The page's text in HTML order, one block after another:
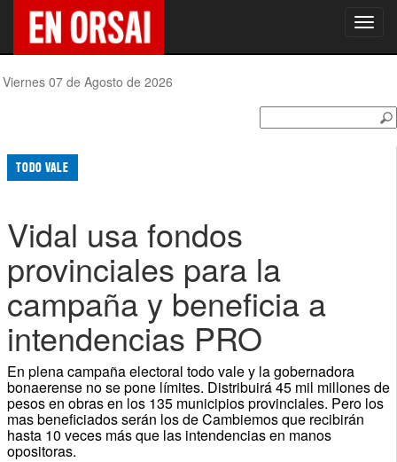
Viernes 07 de Agosto de 2026
TODO VALE
Vidal usa fondos
provinciales para la
campaña y beneficia a
intendencias PRO
En plena campaña electoral todo vale y la gobernadora
bonaerense no se pone límites. Distribuirá 45 mil millones de
pesos en obras en los 135 municipios provinciales. Pero los
mas beneficiados serán los de Cambiemos que recibirán
hasta 10 veces más que las intendencias en manos
opositoras.